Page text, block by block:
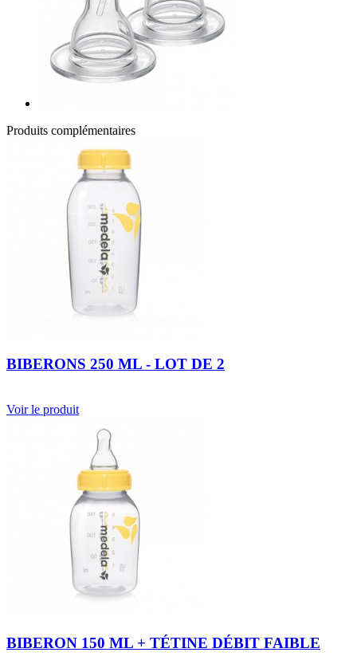
Produits complémentaires
BIBERONS 250 ML - LOT DE 2
Voir le produit
BIBERON 150 ML + TÉTINE DÉBIT FAIBLE